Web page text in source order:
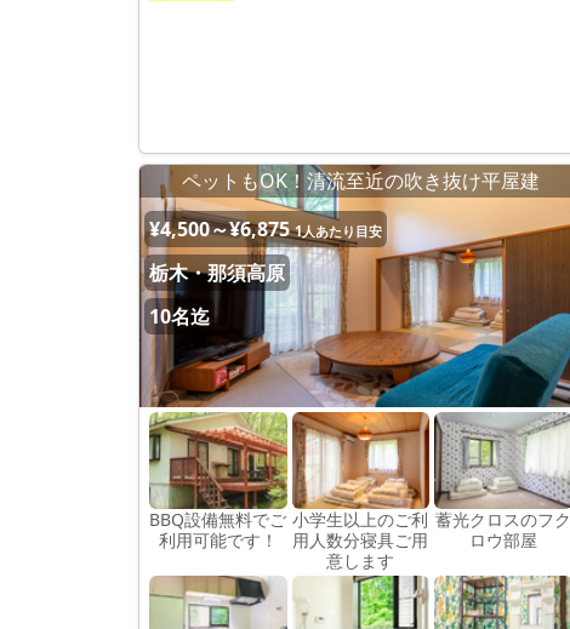
ペットもOK！清流至近の吹き抜け平屋建
¥4,500～¥6,875 1人あたり目安
栃木・那須高原
10名迄
BBQ設備無料でご
利用可能です！
小学生以上のご利
用人数分寝具ご用
意します
蓄光クロスのフク
ロウ部屋